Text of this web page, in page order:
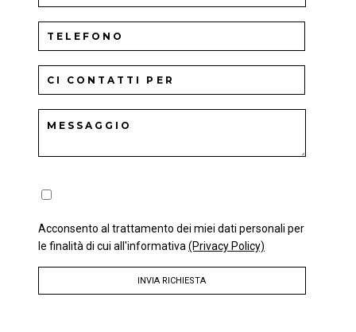
Acconsento al trattamento dei miei dati personali per
le finalità di cui all'informativa (Privacy Policy)